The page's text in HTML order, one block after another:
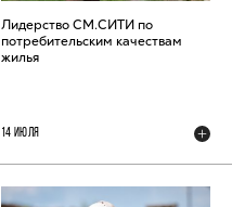
Лидерство СМ.СИТИ по
потребительским качествам
жилья
14 ИЮЛЯ